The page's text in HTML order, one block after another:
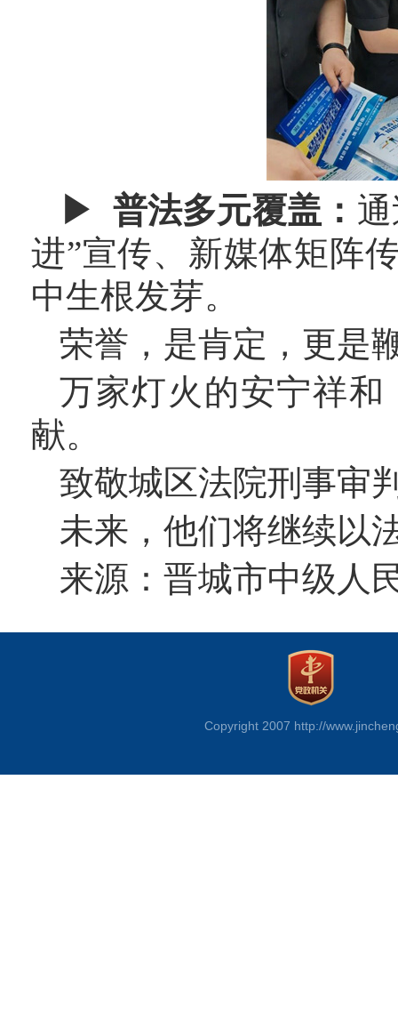
▶ 普法多元覆盖：
进”宣传、新媒体矩阵
中生根发芽。
荣誉，是肯定，更是
万家灯火的安宁祥
献。
致敬城区法院刑事审
未来，他们将继续以
来源：晋城市中级人
Copyright 2007 http://